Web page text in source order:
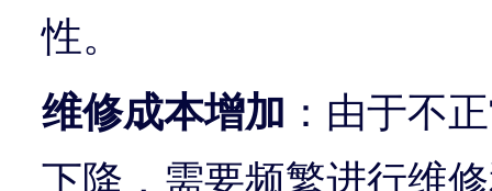
性。
维修成本增加 ：由于不
下降，需要频繁进行维